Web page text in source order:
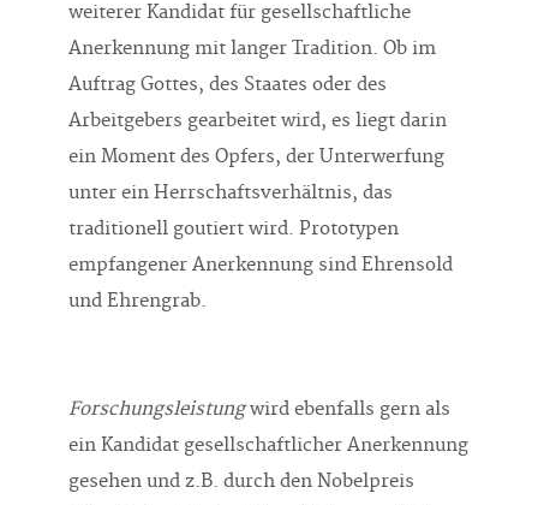
weiterer Kandidat für gesellschaftliche
Anerkennung mit langer Tradition. Ob im
Auftrag Gottes, des Staates oder des
Arbeitgebers gearbeitet wird, es liegt darin
ein Moment des Opfers, der Unterwerfung
unter ein Herrschaftsverhältnis, das
traditionell goutiert wird. Prototypen
empfangener Anerkennung sind Ehrensold
und Ehrengrab.
Forschungsleistungwird ebenfalls gern als
ein Kandidat gesellschaftlicher Anerkennung
gesehen und z.B. durch den Nobelpreis